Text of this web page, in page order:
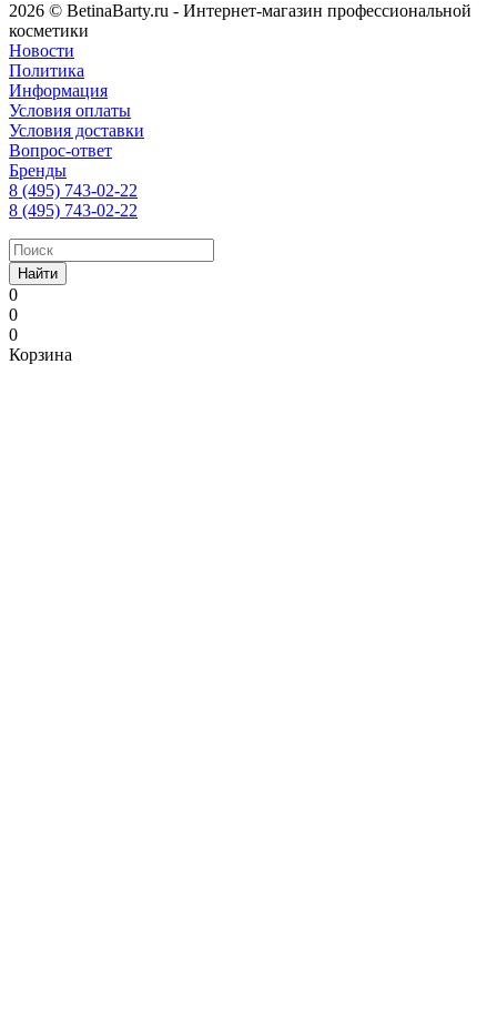
2026 © BetinaBarty.ru - Интернет-магазин профессиональной
косметики
Новости
Политика
Информация
Условия оплаты
Условия доставки
Вопрос-ответ
Бренды
8 (495) 743-02-22
8 (495) 743-02-22
Найти
0
0
0
Корзина